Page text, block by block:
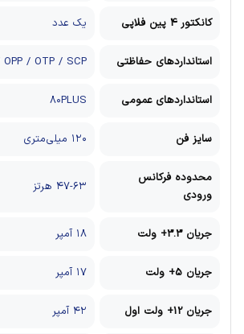
کانکتور 4 پین فلاپی یک عدد
استانداردهای حفاظتی OPP / OTP / SCP
استانداردهای عمومی ۸۰PLUS
سایز فن ۱۲۰ میلی‌متری
محدوده فرکانس
ورودی
۴۷-۶۳ هرتز
جریان 3.3+ ولت ۱۸ آمپر
جریان 5+ ولت ۱۷ آمپر
جریان 12+ ولت اول ۴۲ آمپر